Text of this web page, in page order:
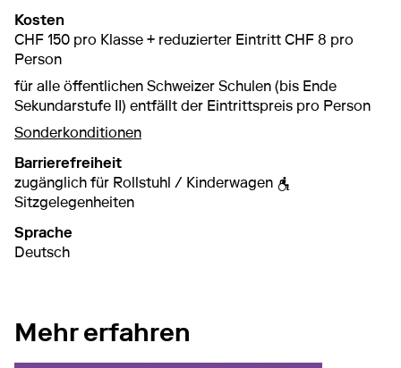
Kosten
CHF 150 pro Klasse + reduzierter Eintritt CHF 8 pro
Person
für alle öffentlichen Schweizer Schulen (bis Ende
Sekundarstufe II) entfällt der Eintrittspreis pro Person
Sonderkonditionen
Barrierefreiheit
zugänglich für Rollstuhl / Kinderwagen
Sitzgelegenheiten
Sprache
Deutsch
Mehr erfahren